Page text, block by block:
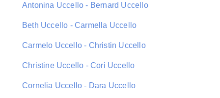
Antonina Uccello - Bernard Uccello
Beth Uccello - Carmella Uccello
Carmelo Uccello - Christin Uccello
Christine Uccello - Cori Uccello
Cornelia Uccello - Dara Uccello